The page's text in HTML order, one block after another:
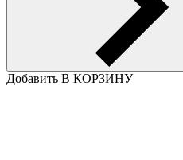
Добавить В КОРЗИНУ